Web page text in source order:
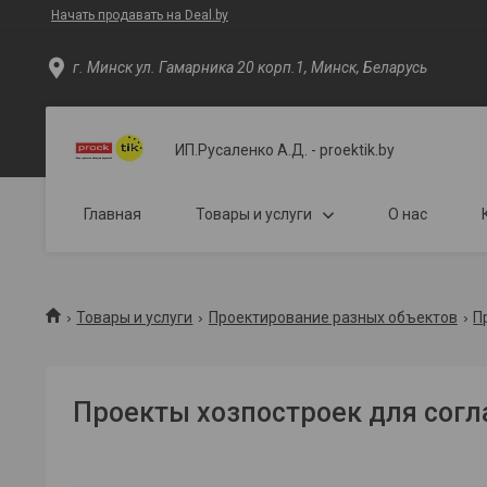
Начать продавать на Deal.by
г. Минск ул. Гамарника 20 корп.1, Минск, Беларусь
ИП.Русаленко А.Д. - proektik.by
Главная Товары и услуги О нас
Товары и услуги Проектирование разных объектов
Проекты хозпостроек для